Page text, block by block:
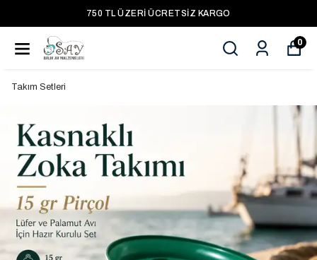
750 TL ÜZERI ÜCRETSIZ KARGO
0
Takım Setleri